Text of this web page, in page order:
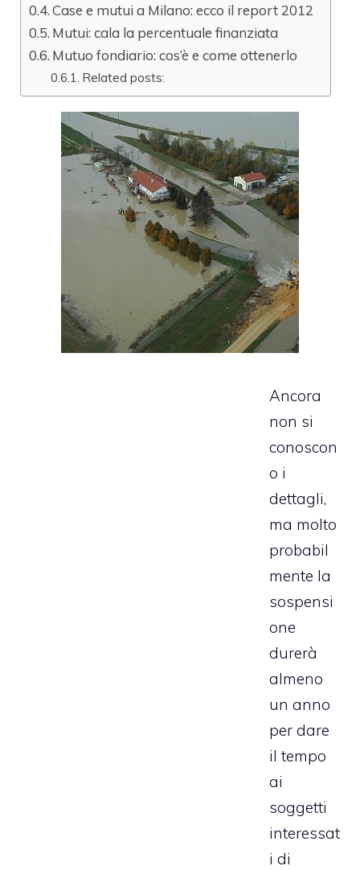
Case e mutui a Milano: ecco il report 2012
Mutui: cala la percentuale finanziata
Mutuo fondiario: cos’è e come ottenerlo
Related posts:
Ancora
non si
conoscon
o i
dettagli,
ma molto
probabil
mente la
sospensi
one
durerà
almeno
un anno
per dare
il tempo
ai
soggetti
interessat
i di